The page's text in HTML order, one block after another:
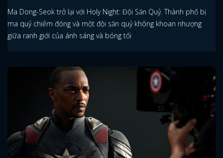
Ma Dong-Seok trở lại với Holy Night: Đội Săn Quỷ. Thành phố bị
ma quỷ chiếm đóng và một đội săn quỷ không khoan nhượng
giữa ranh giới của ánh sáng và bóng tối